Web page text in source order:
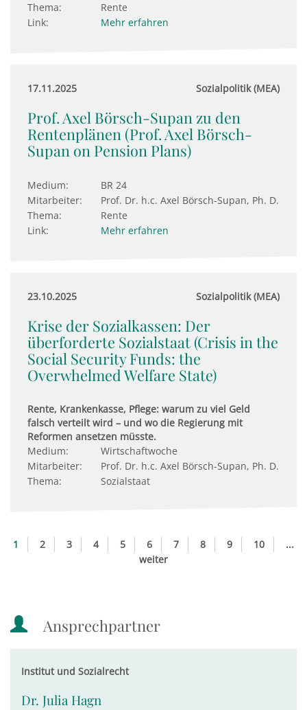
Thema:
Rente
Link:
Mehr erfahren
17.11.2025 Sozialpolitik (MEA)
Prof. Axel Börsch-Supan zu den
Rentenplänen (Prof. Axel Börsch-
Supan on Pension Plans)
Medium:
BR 24
Mitarbeiter:
Prof. Dr. h.c. Axel Börsch-Supan, Ph. D.
Thema:
Rente
Link:
Mehr erfahren
23.10.2025 Sozialpolitik (MEA)
Krise der Sozialkassen: Der
überforderte Sozialstaat (Crisis in the
Social Security Funds: the
Overwhelmed Welfare State)
Rente, Krankenkasse, Pflege: warum zu viel Geld
falsch verteilt wird – und wo die Regierung mit
Reformen ansetzen müsste.
Medium:
Wirtschaftwoche
Mitarbeiter:
Prof. Dr. h.c. Axel Börsch-Supan, Ph. D.
Thema:
Sozialstaat
1 2 3 4 5 6 7 8 9 10
...
weiter
Ansprechpartner
Institut und Sozialrecht
Dr. Julia Hagn